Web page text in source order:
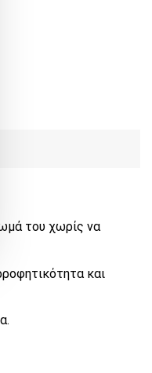
του χωρίς να
και